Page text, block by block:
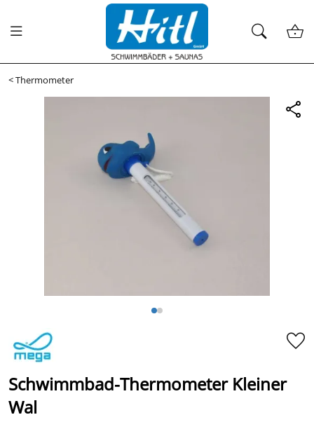
<Thermometer
Schwimmbad-Thermometer Kleiner
Wal